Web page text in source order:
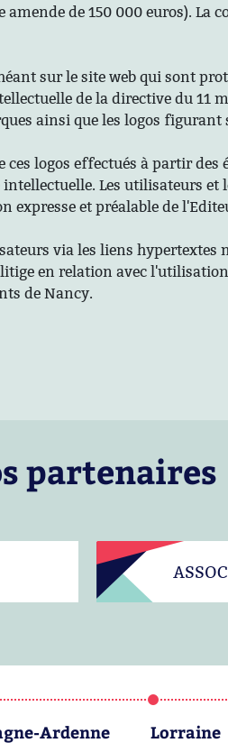
de 150 000 euros). La
sur le site web qui sont
de la directive du 11
ainsi que les logos figurant
logos effectués à partir
Les utilisateurs
expresse et préalable de
via les liens
en relation avec
de Nancy.
partenaires
Ardenne Lorraine